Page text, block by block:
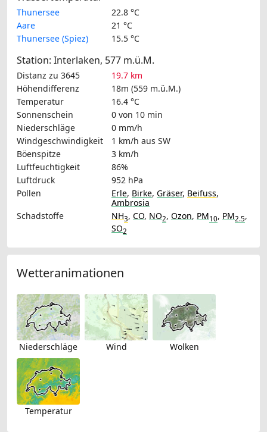
Thunersee
22.8 °C
Aare
21 °C
Thunersee (Spiez)
15.5 °C
Station: Interlaken, 577 m.ü.M.
Distanz zu 3645
19.7 km
Höhendifferenz
18m (559 m.ü.M.)
Temperatur
16.4 °C
Sonnenschein
0 von 10 min
Niederschläge
0 mm/h
Windgeschwindigkeit
1 km/h aus SW
Böenspitze
3 km/h
Luftfeuchtigkeit
86%
Luftdruck
952 hPa
Pollen
Erle, Birke, Gräser, Beifuss,
Ambrosia
Schadstoffe
NH3, CO, NO2, Ozon, PM10, PM2.5,
SO2
Wetteranimationen
Niederschläge Wind Wolken
Temperatur